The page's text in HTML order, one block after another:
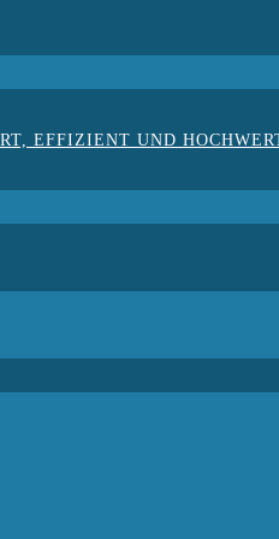
EFFIZIENT UND